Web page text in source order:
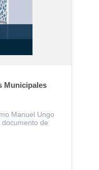
Municipales
Manuel Ungo
documento de